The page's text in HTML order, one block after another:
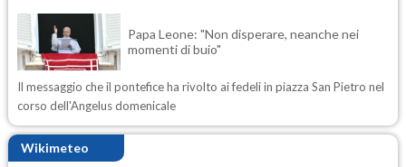
Papa Leone: "Non disperare, neanche nei
momenti di buio"
Il messaggio che il pontefice ha rivolto ai fedeli in piazza San Pietro nel
corso dell'Angelus domenicale
Wikimeteo